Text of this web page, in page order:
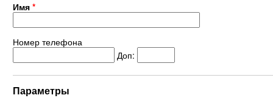
Имя *
Номер телефона
Доп:
Параметры